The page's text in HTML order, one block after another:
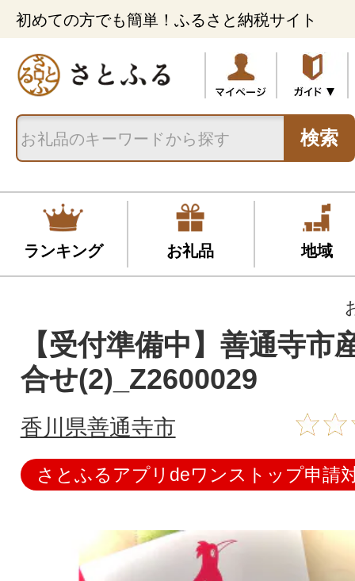
初めての方でも簡単！ふるさと納税サイト
検索
ランキング お礼品 地域
【受付準備中】善通寺市
合せ(2)_Z2600029
香川県善通寺市
さとふるアプリdeワンストップ申請